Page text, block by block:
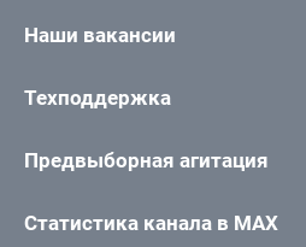
Наши вакансии
Техподдержка
Предвыборная агитация
Статистика канала в MAX